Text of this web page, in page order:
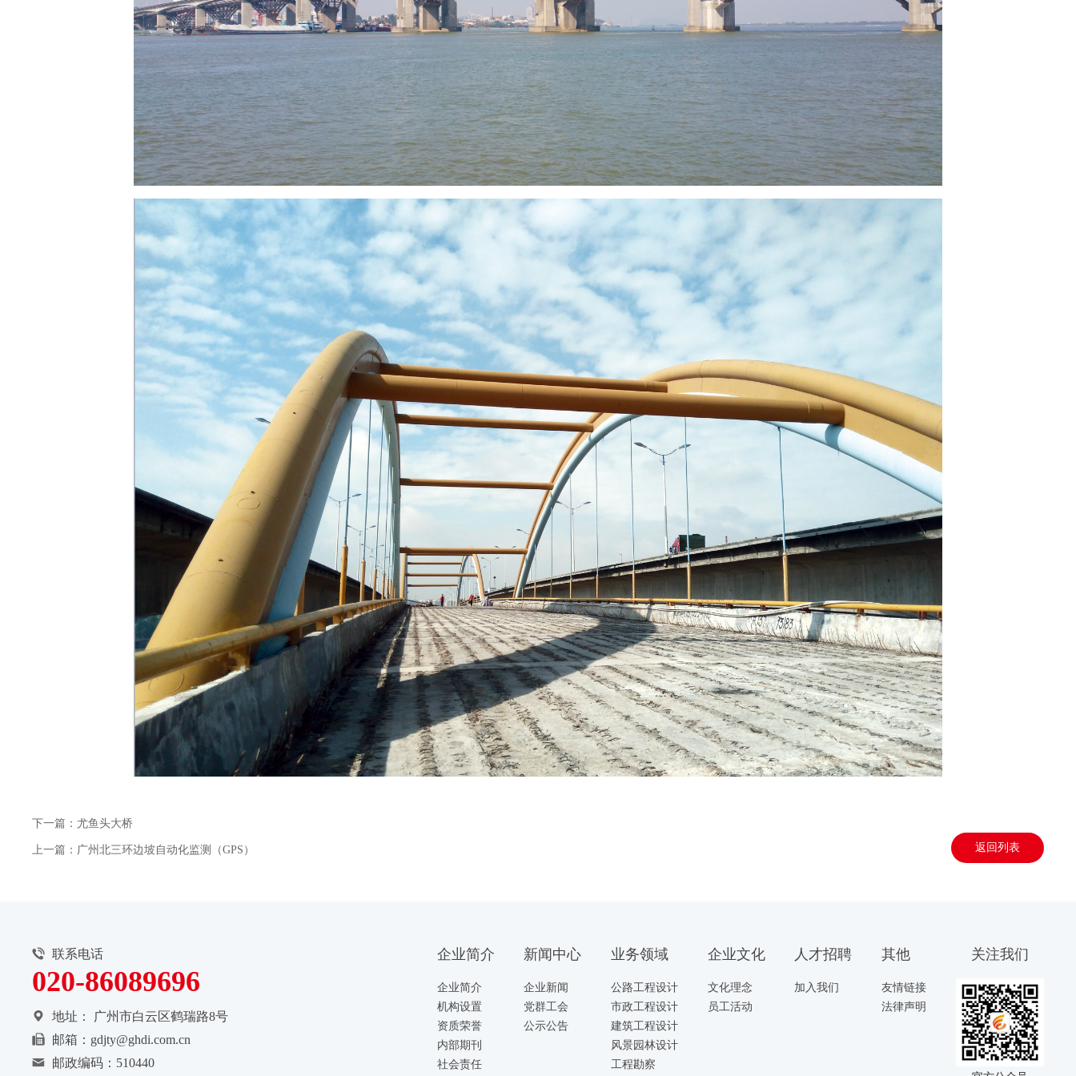
返回列表
下一篇：尤鱼头大桥
上一篇：广州北三环边坡自动化监测（GPS）
联系电话
020-86089696
地址： 广州市白云区鹤瑞路8号
邮箱：gdjty@ghdi.com.cn
邮政编码：510440
企业简介
企业简介
机构设置
资质荣誉
内部期刊
社会责任
新闻中心
企业新闻
党群工会
公示公告
业务领域
公路工程设计
市政工程设计
建筑工程设计
风景园林设计
工程勘察
企业文化
文化理念
员工活动
人才招聘
加入我们
其他
友情链接
法律声明
关注我们